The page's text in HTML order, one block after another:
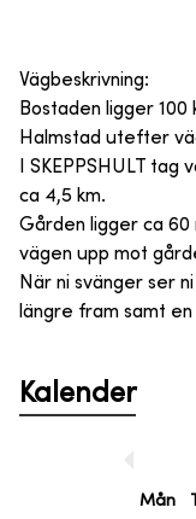
Vägbeskrivning:
Bostaden ligger 100
Halmstad utefter
I SKEPPSHULT
ca 4,5 km.
Gården ligger ca 60
vägen upp mot
När ni svänger ser
längre fram samt
Kalender
Mån